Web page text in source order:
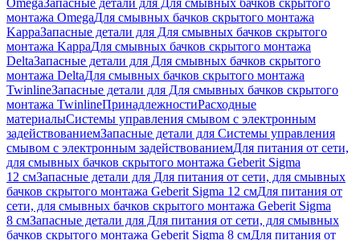
OmegaЗапасные детали для Для смывных бачков скрытого
монтажа OmegaДля смывных бачков скрытого монтажа
KappaЗапасные детали для Для смывных бачков скрытого
монтажа KappaДля смывных бачков скрытого монтажа
DeltaЗапасные детали для Для смывных бачков скрытого
монтажа DeltaДля смывных бачков скрытого монтажа
TwinlineЗапасные детали для Для смывных бачков скрытого
монтажа TwinlineПринадлежностиРасходные
материалыСистемы управления смывом с электронным
задействованиемЗапасные детали для Системы управления
смывом с электронным задействованиемДля питания от сети,
для смывных бачков скрытого монтажа Geberit Sigma
12 смЗапасные детали для Для питания от сети, для смывных
бачков скрытого монтажа Geberit Sigma 12 смДля питания от
сети, для смывных бачков скрытого монтажа Geberit Sigma
8 смЗапасные детали для Для питания от сети, для смывных
бачков скрытого монтажа Geberit Sigma 8 смДля питания от